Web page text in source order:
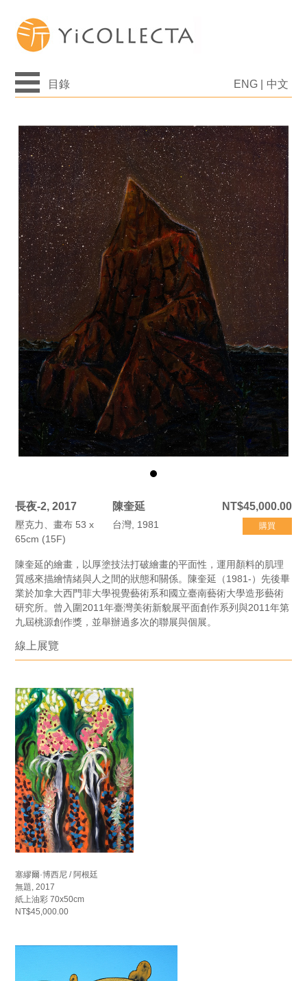
目錄 ENG 中文
長夜-2, 2017
壓克力、畫布 53 x
65cm (15F)
陳奎延
台灣, 1981
NT$45,000.00
購買
陳奎延的繪畫，以厚塗技法打破繪畫的平面性，運用顏料的肌理
質感來描繪情緒與人之間的狀態和關係。陳奎延（1981-）先後畢
業於加拿大西門菲大學視覺藝術系和國立臺南藝術大學造形藝術
研究所。曾入圍2011年臺灣美術新貌展平面創作系列與2011年第
九屆桃源創作獎，並舉辦過多次的聯展與個展。
線上展覽
塞繆爾·博西尼 / 阿根廷
無題, 2017
紙上油彩 70x50cm
NT$45,000.00